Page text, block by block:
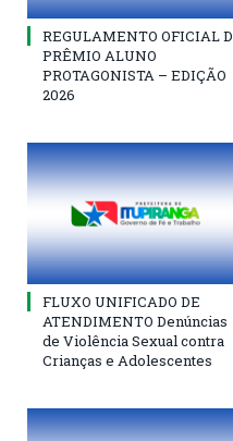
REGULAMENTO OFICIAL
PRÊMIO ALUNO
PROTAGONISTA – EDIÇÃO
2026
FLUXO UNIFICADO DE
ATENDIMENTO Denúncias
de Violência Sexual contra
Crianças e Adolescentes